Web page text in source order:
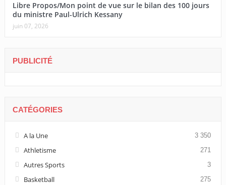
Libre Propos/Mon point de vue sur le bilan des 100 jours
du ministre Paul-Ulrich Kessany
juin 07, 2026
PUBLICITÉ
CATÉGORIES
A la Une 3 350
Athletisme 271
Autres Sports 3
Basketball 275